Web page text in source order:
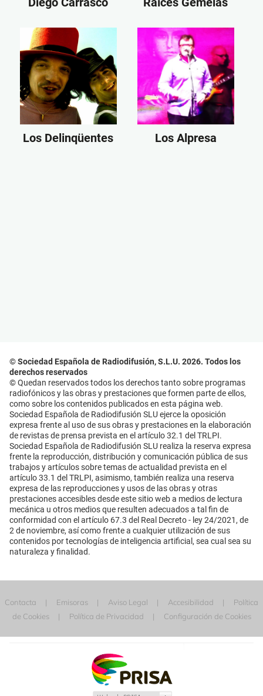
Los Delinqüentes Los Alpresa
© Sociedad Española de Radiodifusión, S.L.U. 2026. Todos los
derechos reservados
© Quedan reservados todos los derechos tanto sobre programas
radiofónicos y las obras y prestaciones que formen parte de ellos,
como sobre los contenidos publicados en esta página web.
Sociedad Española de Radiodifusión SLU ejerce la oposición
expresa frente al uso de sus obras y prestaciones en la elaboración
de revistas de prensa prevista en el artículo 32.1 del TRLPI.
Sociedad Española de Radiodifusión SLU realiza la reserva expresa
frente la reproducción, distribución y comunicación pública de sus
trabajos y artículos sobre temas de actualidad prevista en el
artículo 33.1 del TRLPI, asimismo, también realiza una reserva
expresa de las reproducciones y usos de las obras y otras
prestaciones accesibles desde este sitio web a medios de lectura
mecánica u otros medios que resulten adecuados a tal fin de
conformidad con el artículo 67.3 del Real Decreto - ley 24/2021, de
2 de noviembre, así como frente a cualquier utilización de sus
contenidos por tecnologías de inteligencia artificial, sea cual sea su
naturaleza y finalidad.
Contacta Emisoras Aviso Legal Accesibilidad
Política
de Cookies
Política de Privacidad Configuración de Cookies